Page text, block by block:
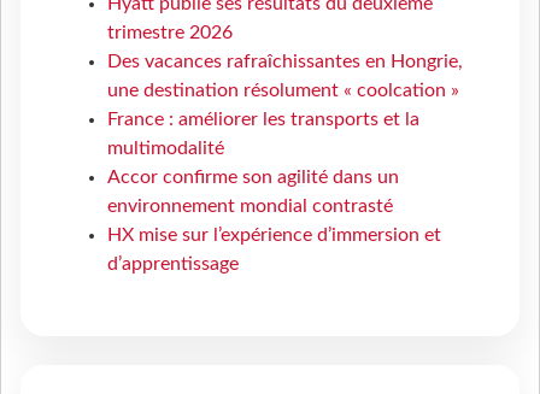
trimestre 2026
Des vacances rafraîchissantes en Hongrie,
une destination résolument « coolcation »
France : améliorer les transports et la
multimodalité
Accor confirme son agilité dans un
environnement mondial contrasté
HX mise sur l’expérience d’immersion et
d’apprentissage